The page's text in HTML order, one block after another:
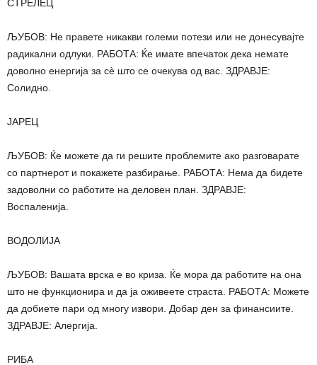
СТРЕЛЕЦ
ЉУБОВ: Не правете никакви големи потези или не донесувајте
радикални одлуки. РАБОТА: Ќе имате впечаток дека немате
доволно енергија за сè што се очекува од вас. ЗДРАВЈЕ:
Солидно.
ЈАРЕЦ
ЉУБОВ: Ќе можете да ги решите проблемите ако разговарате
со партнерот и покажете разбирање. РАБОТА: Нема да бидете
задоволни со работите на деловен план. ЗДРАВЈЕ:
Воспаленија.
ВОДОЛИЈА
ЉУБОВ: Вашата врска е во криза. Ќе мора да работите на она
што не функционира и да ја оживеете страста. РАБОТА: Можете
да добиете пари од многу извори. Добар ден за финансиите.
ЗДРАВЈЕ: Алергија.
РИБА